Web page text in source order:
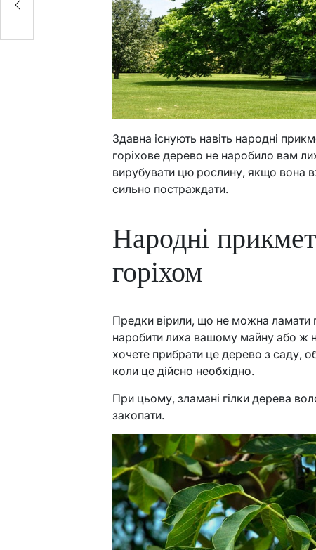
Здавна існують навіть народні
горіхове дерево не наробило вам
вирубувати цю рослину, якщо вона
сильно постраждати.
Народні
горіхом
Предки вірили, що не можна ламати
наробити лиха вашому майну або ж
хочете прибрати це дерево з саду,
коли це дійсно необхідно.
При цьому, зламані гілки дерева
закопати.